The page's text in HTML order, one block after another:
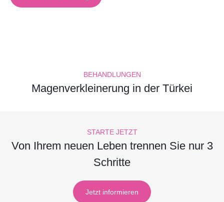
BEHANDLUNGEN
Magenverkleinerung in der Türkei
STARTE JETZT
Von Ihrem neuen Leben trennen Sie nur 3
Schritte
Jetzt informieren